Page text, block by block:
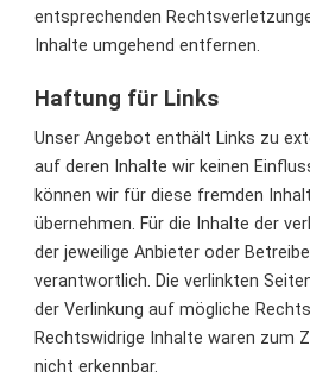
entsprechenden
Inhalte umgehend entfernen.
Haftung für Links
Unser Angebot enthält Links zu
auf deren Inhalte wir keinen
können wir für diese fremden
übernehmen. Für die Inhalte der
der jeweilige Anbieter oder
verantwortlich. Die verlinkten
der Verlinkung auf mögliche
Rechtswidrige Inhalte waren zum
nicht erkennbar.